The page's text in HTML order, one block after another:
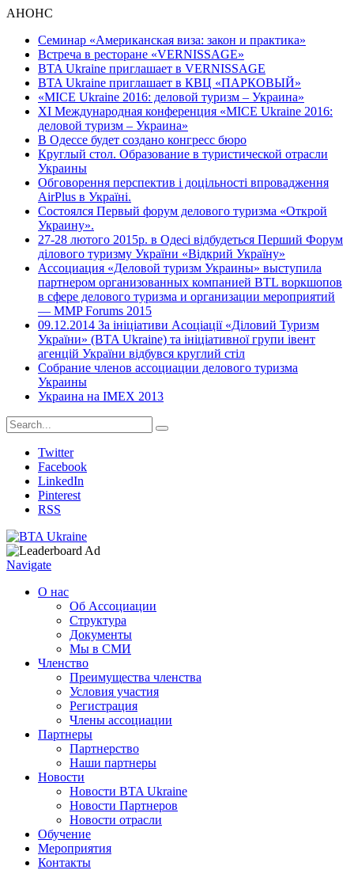
АНОНС
Семинар «Американская виза: закон и практика»
Встреча в ресторане «VERNISSAGE»
BTA Ukraine приглашает в VERNISSAGE
BTA Ukraine приглашает в КВЦ «ПАРКОВЫЙ»
«MICE Ukraine 2016: деловой туризм – Украина»
ХI Международная конференция «MICE Ukraine 2016:
деловой туризм – Украина»
В Одессе будет создано конгресс бюро
Круглый стол. Образование в туристической отрасли
Украины
Обговорення перспектив і доцільності впровадження
AirPlus в Україні.
Состоялся Первый форум делового туризма «Открой
Украину».
27-28 лютого 2015р. в Одесі відбудеться Перший Форум
ділового туризму України «Відкрий Україну»
Ассоциация «Деловой туризм Украины» выступила
партнером организованных компанией BTL воркшопов
в сфере делового туризма и организации мероприятий
— MMP Forums 2015
09.12.2014 За ініціативи Асоціації «Діловий Туризм
України» (BTA Ukraine) та ініціативної групи івент
агенцій України відбувся круглий стіл
Собрание членов ассоциации делового туризма
Украины
Украина на IMEX 2013
Twitter
Facebook
LinkedIn
Pinterest
RSS
Navigate
О нас
Об Ассоциации
Структура
Документы
Мы в СМИ
Членство
Преимущества членства
Условия участия
Регистрация
Члены ассоциации
Партнеры
Партнерство
Наши партнеры
Новости
Новости BTA Ukraine
Новости Партнеров
Новости отрасли
Обучение
Мероприятия
Контакты